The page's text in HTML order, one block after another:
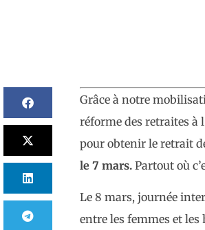
Grâce à notre
réforme des retraites
pour obtenir le retrait
le 7 mars.Partout où
Le 8 mars, journée
entre les femmes et